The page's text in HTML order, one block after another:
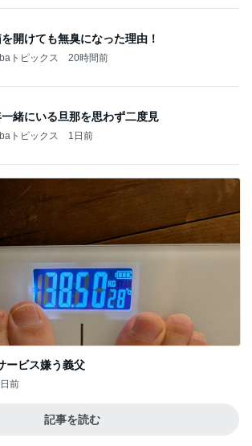
開けても無臭になった理由！
トピックス 20時間前
緒にいる旦那を思わず二度見
トピックス 1日前
ービス嫌う義父
前
記事を読む